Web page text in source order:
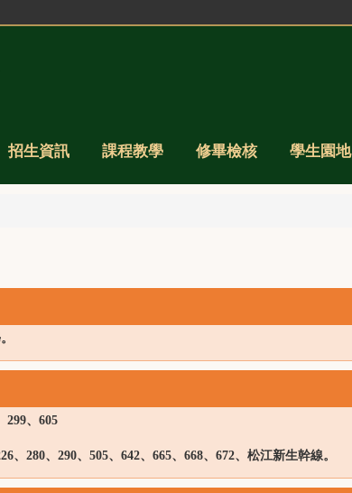
招生資訊 課程教學 修畢檢核 學生園地
299、605
、280、290、505、642、665、668、672、松江新生幹線。